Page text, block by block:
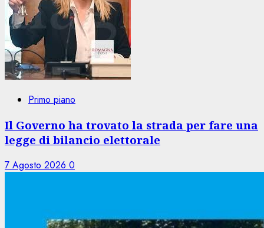
Primo piano
Il Governo ha trovato la strada per fare una
legge di bilancio elettorale
7 Agosto 2026 0